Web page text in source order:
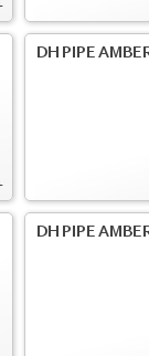
DH PIPE
DH PIPE